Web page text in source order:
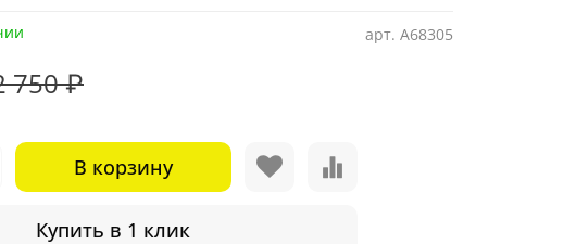
арт. A68305
750 ₽
В корзину
Купить в 1 клик